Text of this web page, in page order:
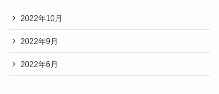
2022年10月
2022年9月
2022年6月